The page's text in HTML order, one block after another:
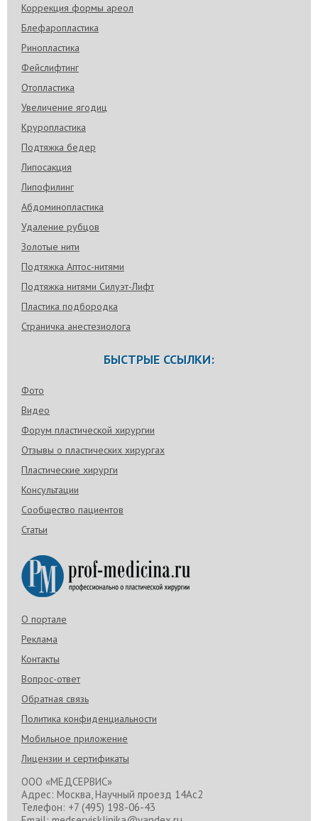
Коррекция формы ареол
Блефаропластика
Ринопластика
Фейслифтинг
Отопластика
Увеличение ягодиц
Круропластика
Подтяжка бедер
Липосакция
Липофилинг
Абдоминопластика
Удаление рубцов
Золотые нити
Подтяжка Аптос-нитями
Подтяжка нитями Силуэт-Лифт
Пластика подбородка
Страничка анестезиолога
БЫСТРЫЕ ССЫЛКИ:
Фото
Видео
Форум пластической хирургии
Отзывы о пластических хирургах
Пластические хирурги
Консультации
Сообщество пациентов
Статьи
О портале
Реклама
Контакты
Вопрос-ответ
Обратная связь
Политика конфиденциальности
Мобильное приложение
Лицензии и сертификаты
ООО «МЕДСЕРВИС»
Адрес: Москва, Научный проезд 14Ас2
Телефон: +7 (495) 198-06-43